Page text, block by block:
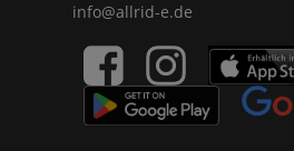
info@allrid-e.de